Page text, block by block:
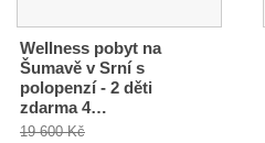
Wellness pobyt na
Šumavě v Srní s
polopenzí - 2 děti
zdarma 4…
19 600 Kč